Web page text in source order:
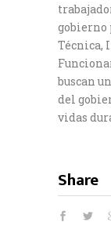
Técnica,
buscan
del
vidas
Share